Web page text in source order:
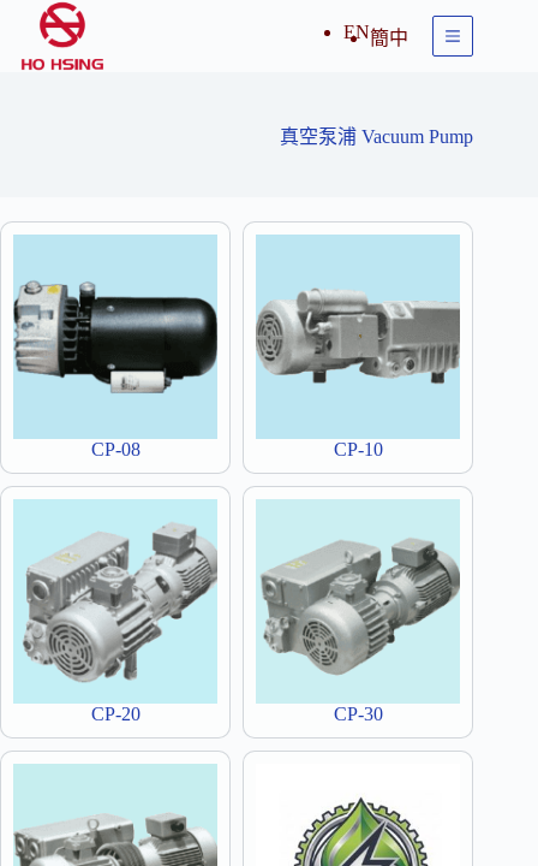
EN簡中
真空泵浦 Vacuum Pump
CP-08 CP-10
CP-20 CP-30